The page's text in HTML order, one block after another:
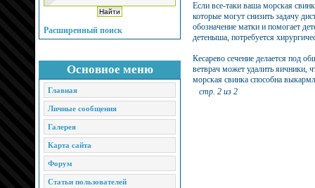
Расширенный поиск
Основное меню
Главная
Личные сообщения
Галерея
Карта сайта
Форум
Статьи пользователей
Если все-таки ваша морская
которые могут снизить задачу
обозначение матки и помогает
детеныша, потребуется
Кесарево сечение делается под
ветврач может удалить яичники,
морская свинка способна
стр. 2 из 2